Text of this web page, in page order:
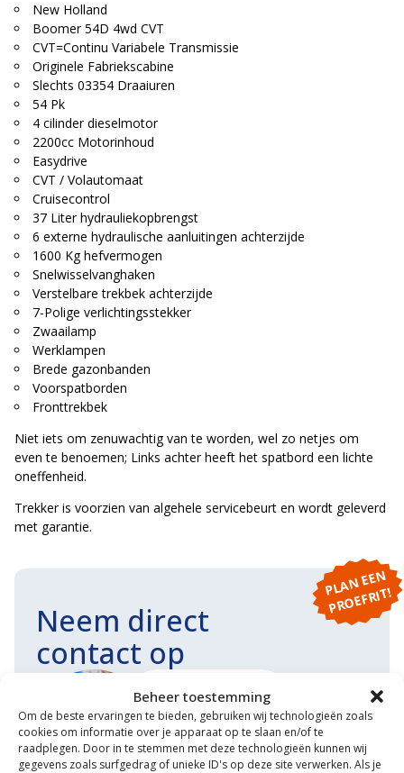
Beheer toestemming
Om de beste ervaringen te bieden, gebruiken wij technologieën zoals
cookies om informatie over je apparaat op te slaan en/of te
raadplegen. Door in te stemmen met deze technologieën kunnen wij
gegevens zoals surfgedrag of unieke ID's op deze site verwerken. Als je
New Holland
Boomer 54D 4wd CVT
CVT=Continu Variabele Transmissie
Originele Fabriekscabine
Slechts 03354 Draaiuren
54 Pk
4 cilinder dieselmotor
2200cc Motorinhoud
Easydrive
CVT / Volautomaat
Cruisecontrol
37 Liter hydrauliekopbrengst
6 externe hydraulische aanluitingen achterzijde
1600 Kg hefvermogen
Snelwisselvanghaken
Verstelbare trekbek achterzijde
7-Polige verlichtingsstekker
Zwaailamp
Werklampen
Brede gazonbanden
Voorspatborden
Fronttrekbek
Niet iets om zenuwachtig van te worden, wel zo netjes om
even te benoemen; Links achter heeft het spatbord een lichte
oneffenheid.
Trekker is voorzien van algehele servicebeurt en wordt geleverd
met garantie.
P
L
A
N
E
E
N
P
R
O
E
F
RI
T!
Neem direct
contact op
MET ONZE EXPERT
MATHIJS